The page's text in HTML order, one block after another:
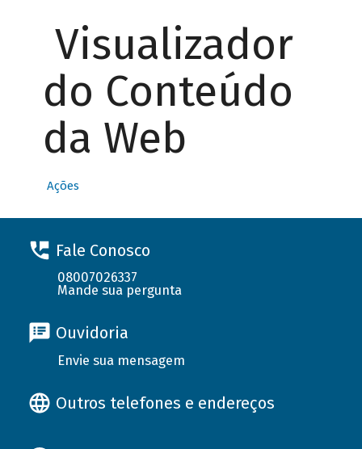
Visualizador
do Conteúdo
da Web
Ações
Fale Conosco
08007026337
Mande sua pergunta
Ouvidoria
Envie sua mensagem
Outros telefones e endereços